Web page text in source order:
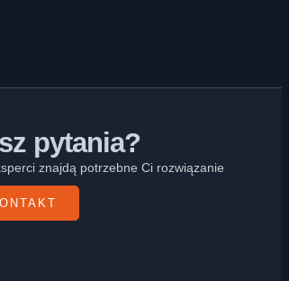
pytania?
znajdą potrzebne Ci rozwiązanie